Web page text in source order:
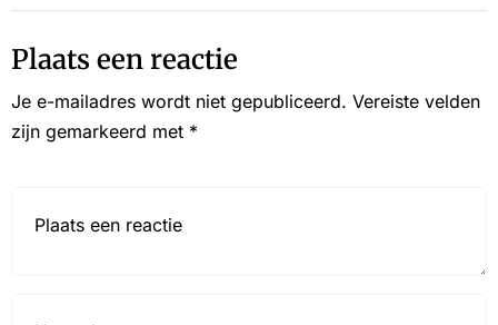
Plaats een reactie
Je e-mailadres wordt niet gepubliceerd. Vereiste velden
zijn gemarkeerd met *